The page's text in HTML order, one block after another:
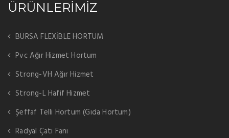
ÜRÜNLERİMİZ
BURSA FLEXİBLE HORTUM
Pvc Ağır Hizmet Hortum
Strong-VH Ağır Hizmet
Strong-L Hafif Hizmet
Şeffaf Telli Hortum (Gıda Hortum)
Radyal Çatı Fanı